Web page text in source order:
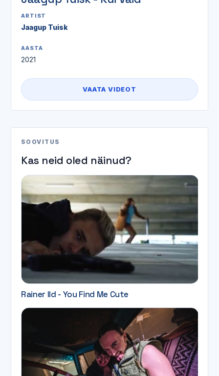
ARTIST
Jaagup Tuisk
AASTA
2021
VAATA VIDEOT
SOOVITUS
Kas neid oled näinud?
Rainer Ild - You Find Me Cute